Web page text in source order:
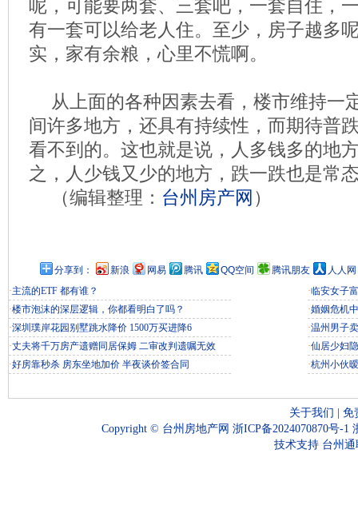
呢，可能要两套、三套吧，一套自住，
有一套可以给老人住。至少，房子越多
实，家有余粮，心里不慌啊。
从上面的各种因素去看，楼市维持一
间许多地方，还具有持续性，而期待普
看不到的。这也就是说，人多钱多的地
之，人少钱又少的地方，跌一跌也是常
（编辑整理： 台州房产网 ）
分享到： 新浪 网易 腾讯 QQ空间 腾讯朋友
人人网
·主流的ETF 都有谁？
·楼市泡沫的深层逻辑，你都看明白了吗？
·深圳璞岸花园别墅跳水降价 1500万买进降6
·丈夫将千万房产遗赠同居保姆 二审改判遗嘱无效
·好房靠秒杀 房东坐地加价 半夜谈价签合同
·临安女子
·婚姻危机
·温州男子
·仙居少妇
·杭州小伙
关于我们
免
Copyright © 台州房地产网 浙ICP备2024070870号-1
技术支持 台州